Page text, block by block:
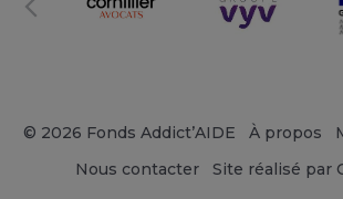
© 2026 Fonds Addict’AIDE À propos
Nous contacter
Site réalisé par